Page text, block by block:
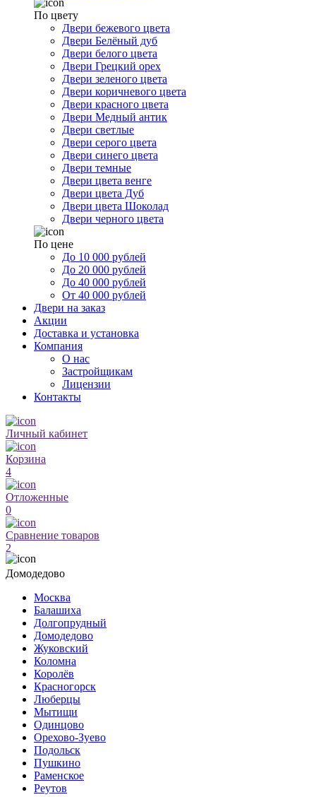
По цвету
Двери бежевого цвета
Двери Белёный дуб
Двери белого цвета
Двери Грецкий орех
Двери зеленого цвета
Двери коричневого цвета
Двери красного цвета
Двери Медный антик
Двери светлые
Двери серого цвета
Двери синего цвета
Двери темные
Двери цвета венге
Двери цвета Дуб
Двери цвета Шоколад
Двери черного цвета
По цене
До 10 000 рублей
До 20 000 рублей
До 40 000 рублей
От 40 000 рублей
Двери на заказ
Акции
Доставка и установка
Компания
О нас
Застройщикам
Лицензии
Контакты
Личный кабинет
Корзина
4
Отложенные
0
Сравнение товаров
2
Домодедово
Москва
Балашиха
Долгопрудный
Домодедово
Жуковский
Коломна
Королёв
Красногорск
Люберцы
Мытищи
Одинцово
Орехово-Зуево
Подольск
Пушкино
Раменское
Реутов